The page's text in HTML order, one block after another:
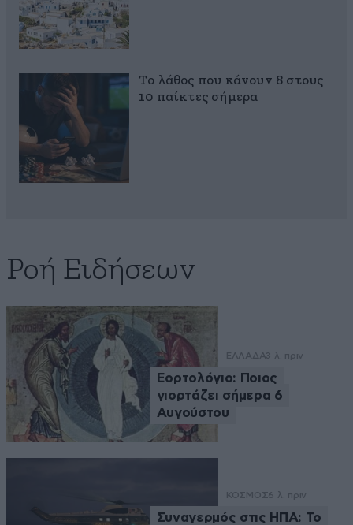
Το λάθος που κάνουν 8 στους
10 παίκτες σήμερα
Ροή Ειδήσεων
ΕΛΛΑΔΑ3 λ. πριν
Εορτολόγιο: Ποιος
γιορτάζει σήμερα 6
Αυγούστου
ΚΟΣΜΟΣ6 λ. πριν
Συναγερμός στις ΗΠΑ: Το